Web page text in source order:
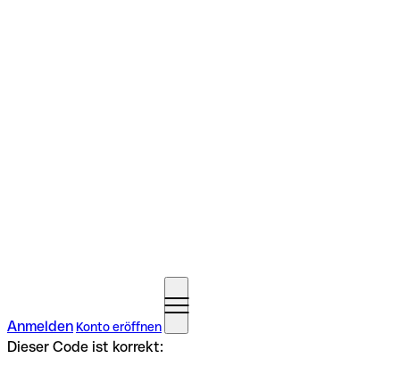
Anmelden Konto eröffnen
Dieser Code ist korrekt: